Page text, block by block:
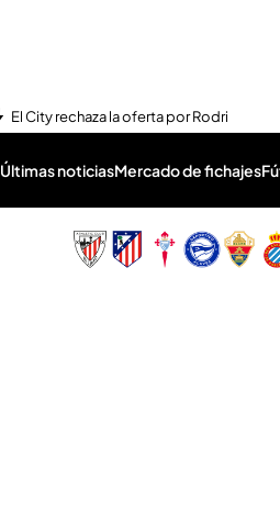
El City rechaza la oferta por Rodri
Últimas noticiasMercado de fichajes